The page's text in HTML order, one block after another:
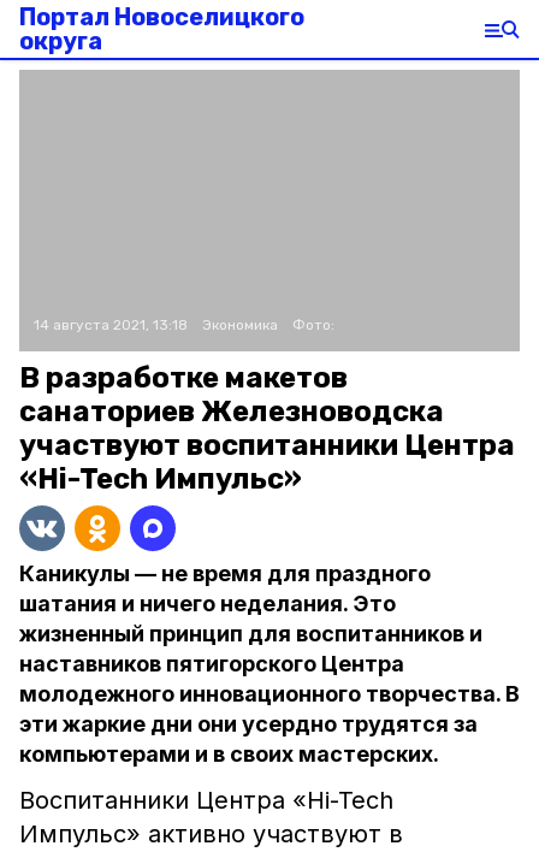
Портал Новоселицкого
округа
14 августа 2021, 13:18 Экономика Фото:
В разработке макетов
санаториев Железноводска
участвуют воспитанники Центра
«Hi-Tech Импульс»
Каникулы — не время для праздного
шатания и ничего неделания. Это
жизненный принцип для воспитанников и
наставников пятигорского Центра
молодежного инновационного творчества. В
эти жаркие дни они усердно трудятся за
компьютерами и в своих мастерских.
Воспитанники Центра «Hi-Tech
Импульс» активно участвуют в